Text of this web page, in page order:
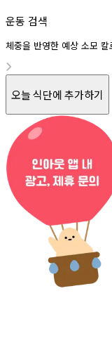
운동 검색
체중을 반영한 예상 소모 칼
오늘 식단에 추가하기